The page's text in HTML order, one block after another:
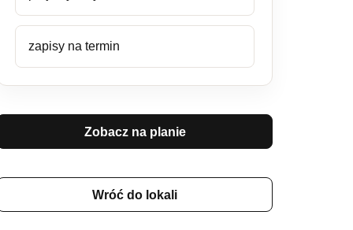
zapisy na termin
Zobacz na planie
Wróć do lokali